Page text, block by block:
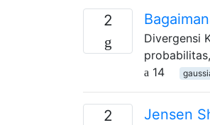
2
Divergensi
14
2 Jensen